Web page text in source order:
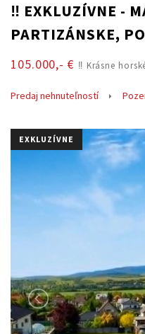
‼️ EXKLUZÍVNE -
PARTIZÁNSKE,
105.000,- € ‼️ Krásne
Predaj nehnuteľností
EXKLUZÍVNE